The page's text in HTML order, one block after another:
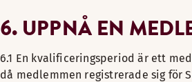
6. UPPNÅ EN
6.1 En kvalificeringsperiod är ett
då medlemmen registrerade sig för